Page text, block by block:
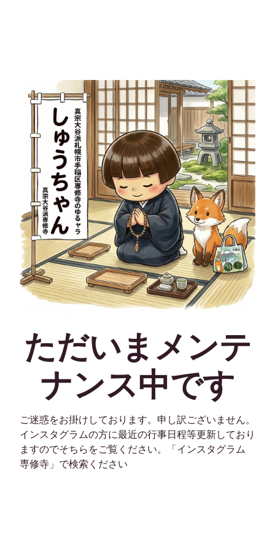
ただいまメンテ
ナンス中です
ご迷惑をお掛けしております。申し訳ございません。
インスタグラムの方に最近の行事日程等更新しており
ますのでそちらをご覧ください。「インスタグラム
専修寺」で検索ください